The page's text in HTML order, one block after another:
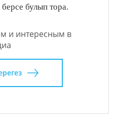
булып тора.
и интересным в